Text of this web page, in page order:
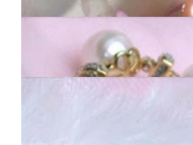
7.060,00 €
Edles Süßwasserperlen
4.800,00 €
Zeitlose Süßwasser Perlen